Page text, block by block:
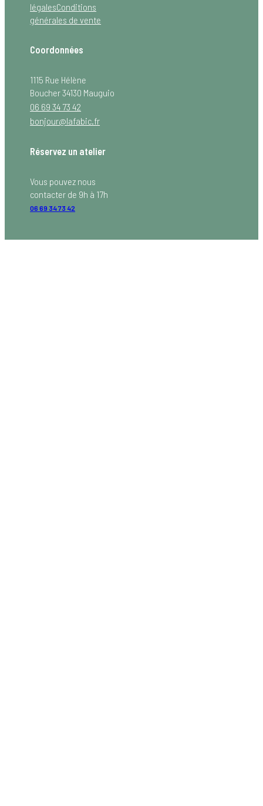
légalesConditions
générales de vente
Coordonnées
1115 Rue Hélène
Boucher 34130 Mauguio
06 69 34 73 42
bonjour@lafabic.fr
Réservez un atelier
Vous pouvez nous
contacter de 9h à 17h
06 69 34 73 42